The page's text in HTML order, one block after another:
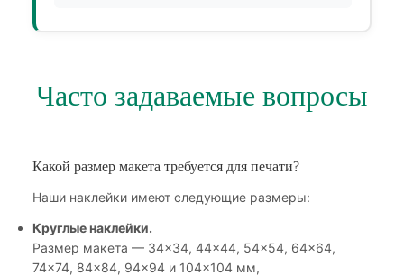
Часто задаваемые вопросы
Какой размер макета требуется для печати?
Наши наклейки имеют следующие размеры:
Круглые наклейки.
Размер макета — 34×34, 44×44, 54×54, 64×64,
74×74, 84×84, 94×94 и 104×104 мм,